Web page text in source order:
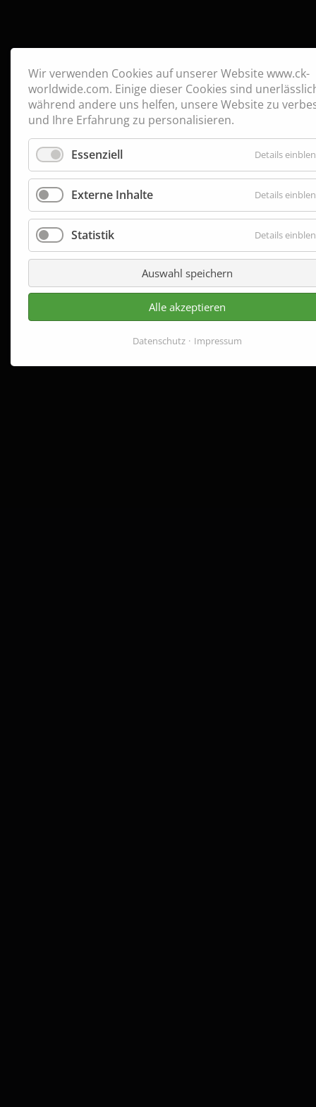
Wir verwenden Cookies auf unserer Website www.ck-
worldwide.com. Einige dieser Cookies sind
während andere uns helfen, unsere Website zu
und Ihre Erfahrung zu personalisieren.
Essenziell Details
Externe Inhalte Details
Statistik Details
Auswahl speichern
Alle akzeptieren
Datenschutz Impressum